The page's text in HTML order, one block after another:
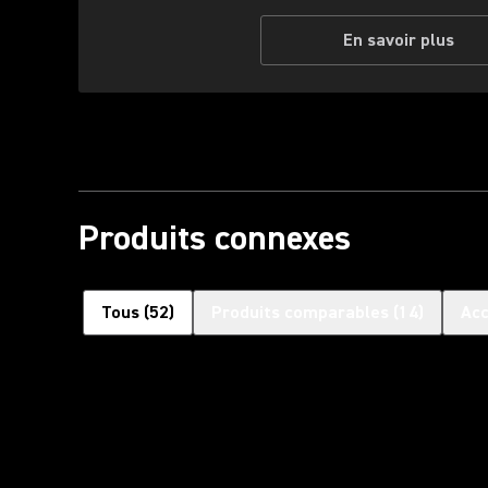
En savoir plus
Produits connexes
Tous (52)